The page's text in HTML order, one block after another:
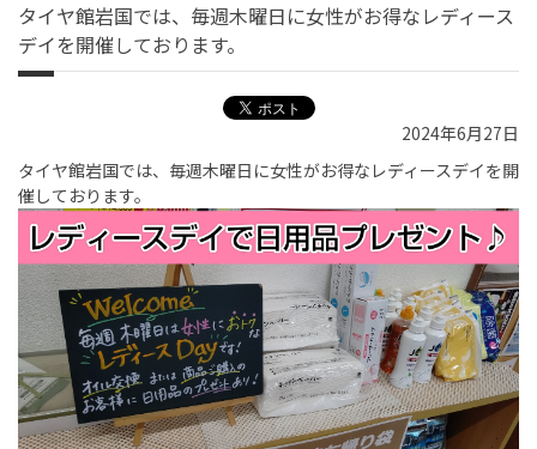
タイヤ館岩国では、毎週木曜日に女性がお得なレディース
デイを開催しております。
2024年6月27日
タイヤ館岩国では、毎週木曜日に女性がお得なレディースデイを開
催しております。